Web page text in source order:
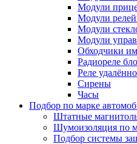
Модули
Модули
Модули
Модули
Обходчики
Радиореле
Реле
Сирены
Часы
Подбор по марке
Штатные
Шумоизоляция по
Подбор системы